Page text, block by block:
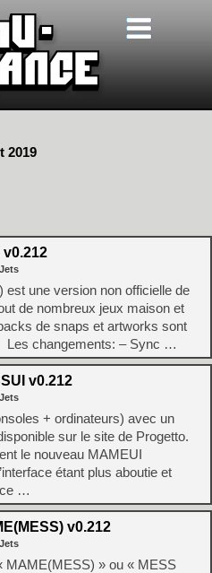
2019
v0.212
une version non officielle de
de nombreux jeux maison et
de snaps et artworks sont
changements: – Sync …
v0.212
+ ordinateurs) avec un
sur le site de Progetto.
le nouveau MAMEUI
étant plus aboutie et
…
v0.212
MAME(MESS) » ou « MESS